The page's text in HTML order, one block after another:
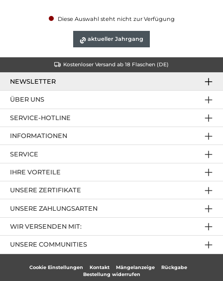
Diese Auswahl steht nicht zur Verfügung
aktueller Jahrgang
Kostenloser Versand ab 18 Flaschen (DE)
NEWSLETTER
SERVICE-HOTLINE
IHRE VORTEILE
UNSERE ZAHLUNGSARTEN
ÜBER UNS
UNSERE ZERTIFIKATE
INFORMATIONEN
SERVICE
UNSERE COMMUNITIES
WIR VERSENDEN MIT:
Cookie Einstellungen Kontakt Mängelanzeige
Rückgabe
Bestellung widerrufen